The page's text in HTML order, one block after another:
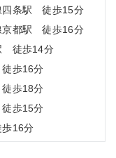
四条駅 徒歩15分
京都駅 徒歩16分
徒歩14分
歩16分
歩18分
歩15分
16分